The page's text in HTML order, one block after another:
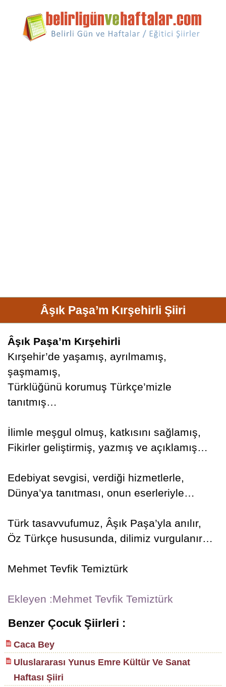
Âşık Paşa’m Kırşehirli Şiiri
Âşık Paşa’m Kırşehirli
Kırşehir’de yaşamış, ayrılmamış,
şaşmamış,
Türklüğünü korumuş Türkçe’mizle
tanıtmış…
İlimle meşgul olmuş, katkısını sağlamış,
Fikirler geliştirmiş, yazmış ve açıklamış…
Edebiyat sevgisi, verdiği hizmetlerle,
Dünya’ya tanıtması, onun eserleriyle…
Türk tasavvufumuz, Âşık Paşa’yla anılır,
Öz Türkçe hususunda, dilimiz vurgulanır…
Mehmet Tevfik Temiztürk
Ekleyen :Mehmet Tevfik Temiztürk
Benzer Çocuk Şiirleri :
Caca Bey
Uluslararası Yunus Emre Kültür Ve Sanat
Haftası Şiiri